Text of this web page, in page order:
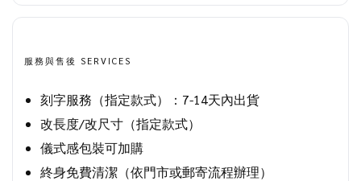
服務與售後 SERVICES
刻字服務（指定款式）：7-14天內出貨
改長度/改尺寸（指定款式）
儀式感包裝可加購
終身免費清潔（依門市或郵寄流程辦理）